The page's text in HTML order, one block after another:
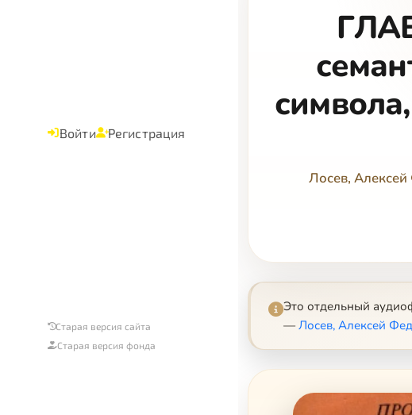
Войти Регистрация
Старая версия сайта
Старая версия фонда
Лосев,
Это отдельный
— Лосев, Алексей